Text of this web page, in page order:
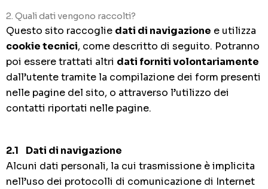
2. Quali dati vengono raccolti?
Questo sito raccoglie dati di navigazione e utilizza
cookie tecnici, come descritto di seguito. Potranno
poi essere trattati altri dati forniti volontariamente
dall’utente tramite la compilazione dei form presenti
nelle pagine del sito, o attraverso l’utilizzo dei
contatti riportati nelle pagine.
2.1 Dati di navigazione
Alcuni dati personali, la cui trasmissione è implicita
nell’uso dei protocolli di comunicazione di Internet